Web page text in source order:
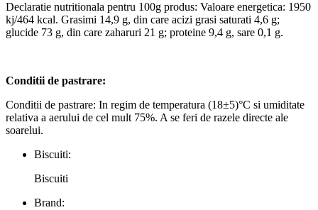
Declaratie nutritionala pentru 100g produs: Valoare energetica: 1950
kj/464 kcal. Grasimi 14,9 g, din care acizi grasi saturati 4,6 g;
glucide 73 g, din care zaharuri 21 g; proteine 9,4 g, sare 0,1 g.
Conditii de pastrare:
Conditii de pastrare: In regim de temperatura (18±5)°С si umiditate
relativa a aerului de cel mult 75%. A se feri de razele directe ale
soarelui.
Biscuiti:
Biscuiti
Brand: